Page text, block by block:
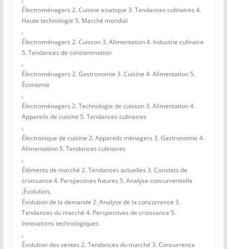
Électroménagers 2. Cuisine asiatique 3. Tendances culinaires 4.
Haute technologie 5. Marché mondial
,
Électroménagers 2. Cuisson 3. Alimentation 4. Industrie culinaire
5. Tendances de consommation
,
Électroménagers 2. Gastronomie 3. Cuisine 4. Alimentation 5.
Économie
,
Électroménagers 2. Technologie de cuisson 3. Alimentation 4.
Appareils de cuisine 5. Tendances culinaires
,
Électronique de cuisine 2. Appareils ménagers 3. Gastronomie 4.
Alimentation 5. Tendances culinaires
,
Éléments de marché 2. Tendances actuelles 3. Constats de
croissance 4. Perspectives futures 5. Analyse concurrentielle
,Évolution,
Évolution de la demande 2. Analyse de la concurrence 3.
Tendances du marché 4. Perspectives de croissance 5.
Innovations technologiques
,
Évolution des ventes 2. Tendances du marché 3. Concurrence